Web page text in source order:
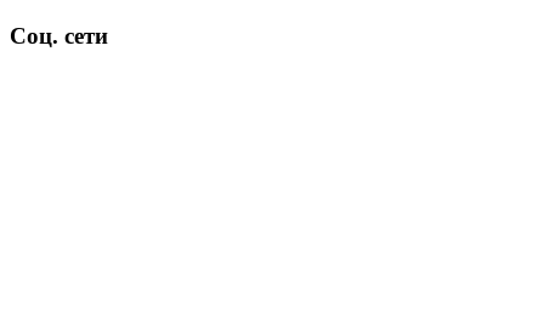
Соц. сети